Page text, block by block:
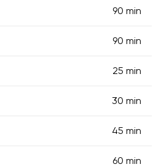
90 min
90 min
25 min
30 min
45 min
60 min